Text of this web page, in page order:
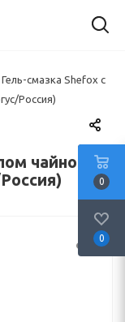
Гель-смазка Shefox с
Россия)
чайного
0
0